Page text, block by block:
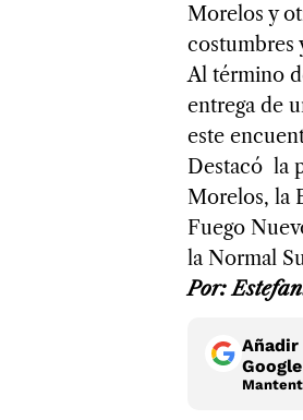
Morelos y
costumbres
Al término
entrega de
este
Destacó la
Morelos, la
Fuego
la Normal
Por:
Añadir